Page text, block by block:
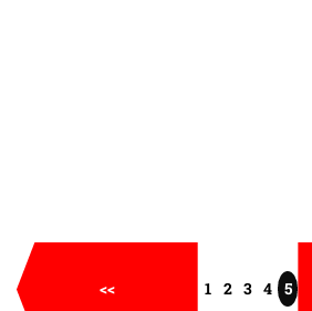
<< 1 2 3 4 5